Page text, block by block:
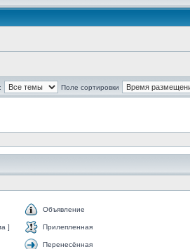
Поле сортировки
Объявление
] Прилепленная
Перенесённая